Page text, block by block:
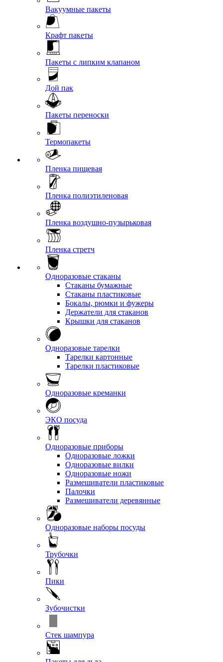
Вакуумные пакеты
Крафт пакеты
Пакеты с липким клапаном
Дой пак
Пакеты переноски
Термопакеты
Пленка пищевая
Пленка полиэтиленовая
Пленка воздушно-пузырьковая
Пленка стретч
Одноразовые стаканы
Стаканы бумажные
Стаканы пластиковые
Бокалы, рюмки и фужеры
Держатели для стаканов
Крышки для стаканов
Одноразовые тарелки
Тарелки картонные
Тарелки пластиковые
Одноразовые креманки
ЭКО посуда
Одноразовые приборы
Одноразовые ложки
Одноразовые вилки
Одноразовые ножи
Размешиватели пластиковые
Палочки
Размешиватели деревянные
Одноразовые наборы посуды
Трубочки
Пики
Зубочистки
Стек шампура